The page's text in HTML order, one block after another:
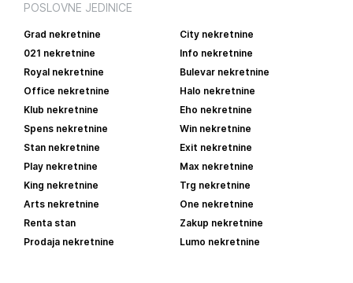
POSLOVNE JEDINICE
Grad nekretnine
City nekretnine
021 nekretnine
Info nekretnine
Royal nekretnine
Bulevar nekretnine
Office nekretnine
Halo nekretnine
Klub nekretnine
Eho nekretnine
Spens nekretnine
Win nekretnine
Stan nekretnine
Exit nekretnine
Play nekretnine
Max nekretnine
King nekretnine
Trg nekretnine
Arts nekretnine
One nekretnine
Renta stan
Zakup nekretnine
Prodaja nekretnine
Lumo nekretnine